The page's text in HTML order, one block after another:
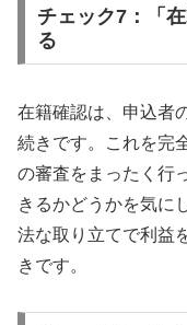
チェック7：「
る
在籍確認は、申込者
続きです。これを完
の審査をまったく行
きるかどうかを気に
法な取り立てで利益
きです。